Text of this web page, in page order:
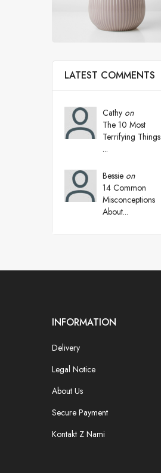
LATEST COMMENTS
Cathy on
The 10 Most
Terrifying Things
...
Bessie on
14 Common
Misconceptions
About...
INFORMATION
Delivery
Legal Notice
About Us
Secure Payment
Kontakt Z Nami